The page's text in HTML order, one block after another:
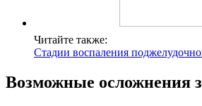
Читайте также:
Стадии воспаления
Возможные осложнения